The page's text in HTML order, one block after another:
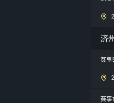
济
赛事
赛事